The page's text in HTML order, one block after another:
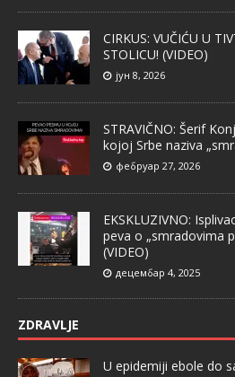
CIRKUS: VUČIĆU U
STOLICU! (VIDEO)
јун 8, 2026
STRAVIČNO: Šerif
kojoj Srbe naziva
фебруар 27, 2026
EKSKLUZIVNO:
peva o „smradovima
(VIDEO)
децембар 4, 2025
ZDRAVLJE
U epidemiji ebole do